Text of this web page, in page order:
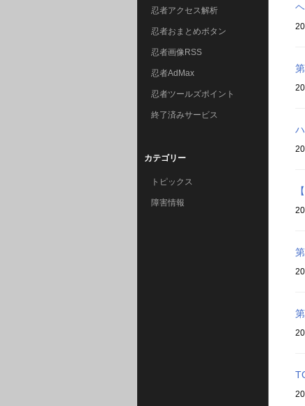
忍者アクセス解析
忍者おまとめボタン
忍者画像RSS
忍者AdMax
忍者ツールズポイント
終了済みサービス
カテゴリー
トピックス
障害情報